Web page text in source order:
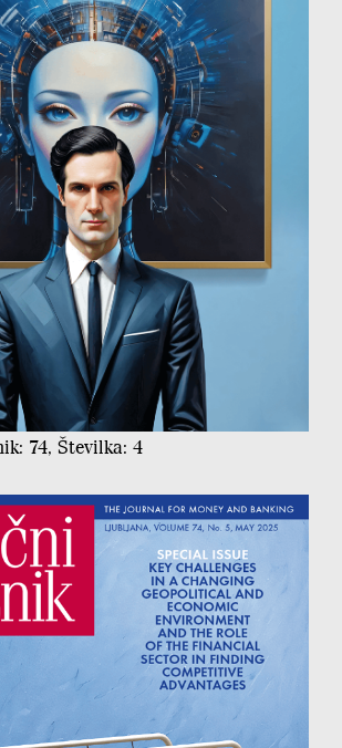
74, Številka: 4